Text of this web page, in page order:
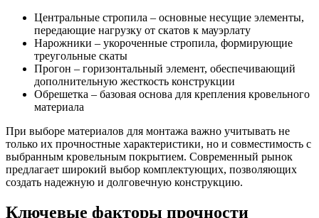
Центральные стропила – основные несущие элементы,
передающие нагрузку от скатов к мауэрлату
Нарожники – укороченные стропила, формирующие
треугольные скаты
Прогон – горизонтальный элемент, обеспечивающий
дополнительную жесткость конструкции
Обрешетка – базовая основа для крепления кровельного
материала
При выборе материалов для монтажа важно учитывать не
только их прочностные характеристики, но и совместимость с
выбранным кровельным покрытием. Современный рынок
предлагает широкий выбор комплектующих, позволяющих
создать надежную и долговечную конструкцию.
Ключевые факторы прочности